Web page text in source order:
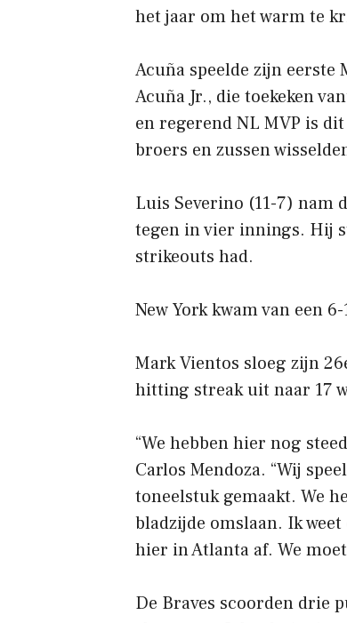
het jaar om het warm te
Acuña speelde zijn
Acuña Jr., die toekeken
en regerend NL MVP is
broers en zussen
Luis Severino (11-7) nam
tegen in vier innings. Hij
strikeouts had.
New York kwam van een
Mark Vientos sloeg zijn
hitting streak uit naar 17
“We hebben hier nog
Carlos Mendoza. “Wij
toneelstuk gemaakt. We
bladzijde omslaan. Ik
hier in Atlanta af. We
De Braves scoorden drie